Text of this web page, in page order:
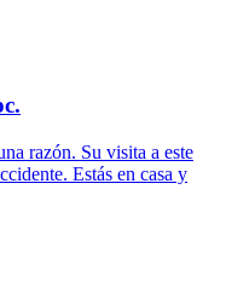
razón. Su visita a este
Estás en casa y